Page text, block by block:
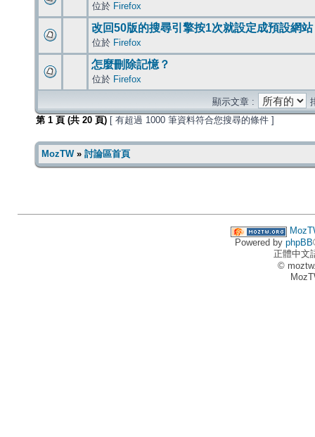
位於 Firefox
改回50版的搜尋引擎按1次就設定成預設網站
位於 Firefox
怎麼刪除記憶？
位於 Firefox
顯示文章 :
第 1 頁 (共 20 頁) [ 有超過 1000 筆資料符合您搜尋的條件 ]
MozTW» 討論區首頁
Powered by phpBB
正體中文
©